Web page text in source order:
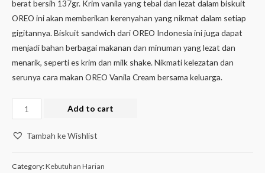
berat bersih 137gr. Krim vanila yang tebal dan lezat dalam biskuit
OREO ini akan memberikan kerenyahan yang nikmat dalam setiap
gigitannya. Biskuit sandwich dari OREO Indonesia ini juga dapat
menjadi bahan berbagai makanan dan minuman yang lezat dan
menarik, seperti es krim dan milk shake. Nikmati kelezatan dan
serunya cara makan OREO Vanila Cream bersama keluarga.
Add to cart
Tambah ke Wishlist
Category:Kebutuhan Harian